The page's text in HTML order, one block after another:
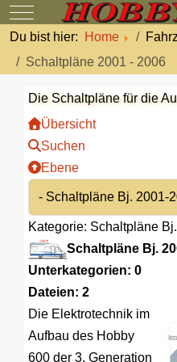
Mobile Menu Toggle
Du bist hier:
Home
Schaltpläne 2001 - 2006
Die Schaltpläne für die
Übersicht
Suchen
Ebene
Kategorie: Schaltpläne
Schaltpläne Bj.
Unterkategorien: 0
Dateien: 2
Die Elektrotechnik im
Aufbau des Hobby
600 der 3. Generation